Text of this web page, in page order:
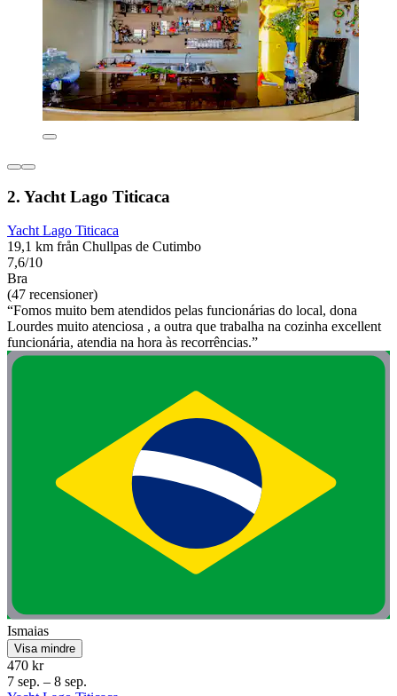
2. Yacht Lago Titicaca
Yacht Lago Titicaca
19,1 km från Chullpas de Cutimbo
7,6/10
Bra
(47 recensioner)
“Fomos muito bem atendidos pelas funcionárias do local, dona
Lourdes muito atenciosa , a outra que trabalha na cozinha excellent
funcionária, atendia na hora às recorrências.”
Ismaias
Visa mindre
470 kr
7 sep. – 8 sep.